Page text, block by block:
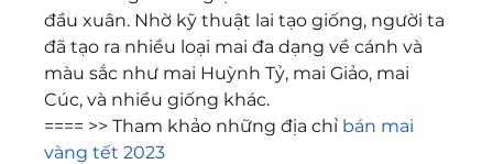
đầu xuân. Nhờ kỹ thuật lai tạo giống, người ta
đã tạo ra nhiều loại mai đa dạng về cánh và
màu sắc như mai Huỳnh Tỷ, mai Giảo, mai
Cúc, và nhiều giống khác.
==== >> Tham khảo những địa chỉ bán mai
vàng tết 2023